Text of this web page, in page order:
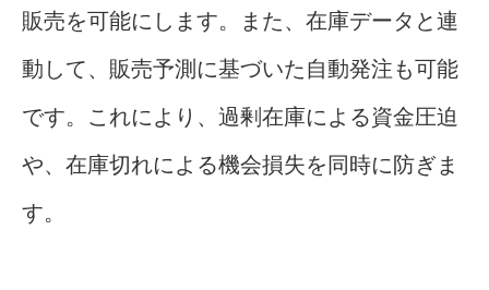
販売を可能にします。また、在庫データと連
動して、販売予測に基づいた自動発注も可能
です。これにより、過剰在庫による資金圧迫
や、在庫切れによる機会損失を同時に防ぎま
す。